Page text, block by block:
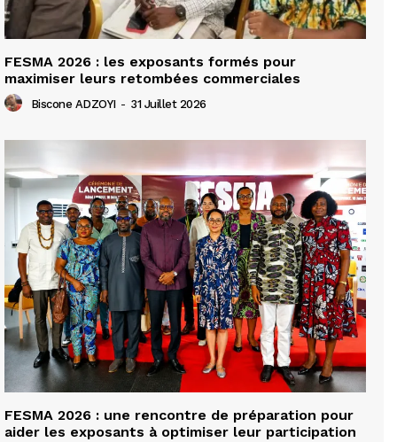
FESMA 2026 : les exposants formés pour
maximiser leurs retombées commerciales
Biscone ADZOYI - 31 Juillet 2026
FESMA 2026 : une rencontre de préparation pour
aider les exposants à optimiser leur participation